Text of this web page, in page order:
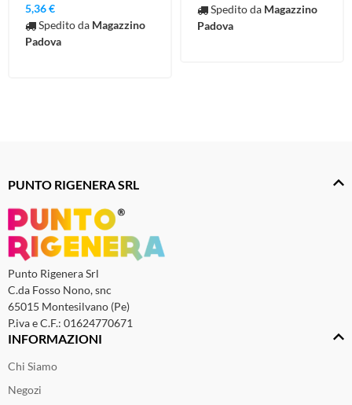
5,36 €
Spedito da Magazzino
Padova
Spedito da Magazzino
Padova
PUNTO RIGENERA SRL
Punto Rigenera Srl
C.da Fosso Nono, snc
65015 Montesilvano (Pe)
P.iva e C.F.: 01624770671
INFORMAZIONI
Chi Siamo
Negozi